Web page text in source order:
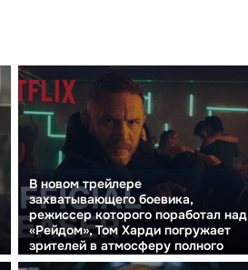
В новом трейлере
захватывающего боевика,
режиссер которого поработал над
«Рейдом», Том Харди погружает
зрителей в атмосферу полного
хаоса.